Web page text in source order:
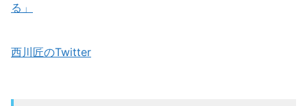
る」
西川匠のTwitter